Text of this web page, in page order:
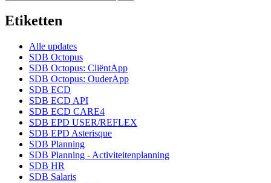
Etiketten
Alle updates
SDB Octopus
SDB Octopus: CliëntApp
SDB Octopus: OuderApp
SDB ECD
SDB ECD API
SDB ECD CARE4
SDB EPD USER/REFLEX
SDB EPD Asterisque
SDB Planning
SDB Planning - Activiteitenplanning
SDB HR
SDB Salaris